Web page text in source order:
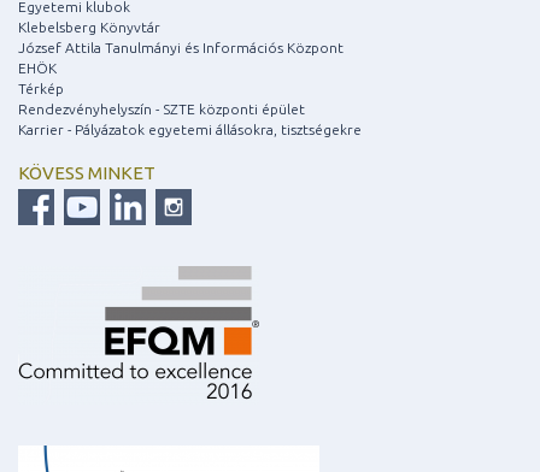
Egyetemi klubok
Klebelsberg Könyvtár
József Attila Tanulmányi és Információs Központ
EHÖK
Térkép
Rendezvényhelyszín - SZTE központi épület
Karrier - Pályázatok egyetemi állásokra, tisztségekre
KÖVESS MINKET